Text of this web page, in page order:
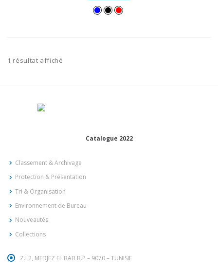
1 résultat affiché
Catalogue 2022
Classement & Archivage
Protection & Présentation
Tri & Organisation
Environnement de Bureau
Nouveautés
Collections
Z.I 2, MEDJEZ EL BAB B.P – 9070 – TUNISIE